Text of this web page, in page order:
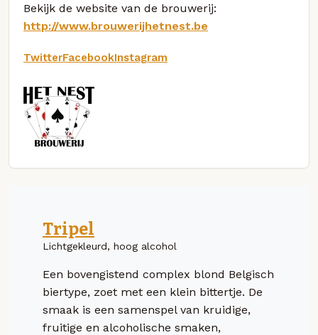
Bekijk de website van de brouwerij:
http://www.brouwerijhetnest.be
TwitterFacebookInstagram
Tripel
Lichtgekleurd, hoog alcohol
Een bovengistend complex blond Belgisch
biertype, zoet met een klein bittertje. De
smaak is een samenspel van kruidige,
fruitige en alcoholische smaken,